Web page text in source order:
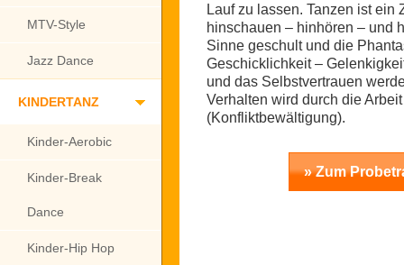
MTV-Style
Jazz Dance
KINDERTANZ
Kinder-Aerobic
Kinder-Break
Dance
Kinder-Hip Hop
Lauf zu lassen. Tanzen ist
hinschauen – hinhören – und
Sinne geschult und die
Geschicklichkeit –
und das Selbstvertrauen
Verhalten wird durch die
(Konfliktbewältigung).
» Zum